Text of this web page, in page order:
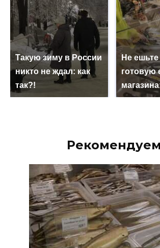
Такую зиму в России
никто не ждал: как
так?!
Не ешьте
готовую
Рекомендуем